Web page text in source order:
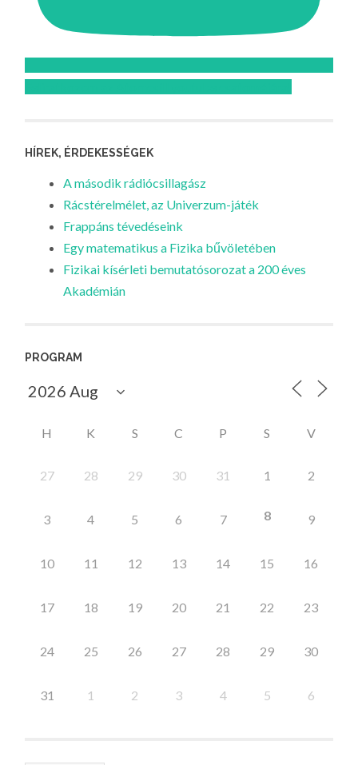
HÍREK, ÉRDEKESSÉGEK
A második rádiócsillagász
Rácstérelmélet, az Univerzum-játék
Frappáns tévedéseink
Egy matematikus a Fizika bűvöletében
Fizikai kísérleti bemutatósorozat a 200 éves
Akadémián
PROGRAM
H K S C P S V
27 28 29 30 31 1 2
3 4 5 6 7 8 9
10 11 12 13 14 15 16
17 18 19 20 21 22 23
24 25 26 27 28 29 30
31 1 2 3 4 5 6